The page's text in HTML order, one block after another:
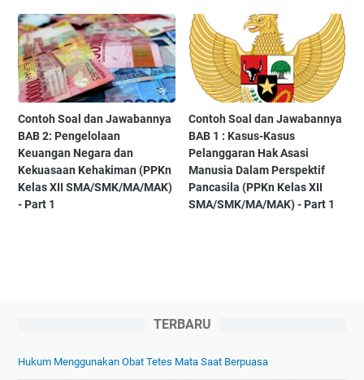
Contoh Soal dan Jawabannya
BAB 2: Pengelolaan
Keuangan Negara dan
Kekuasaan Kehakiman (PPKn
Kelas XII SMA/SMK/MA/MAK)
- Part 1
Contoh Soal dan Jawabannya
BAB 1 : Kasus-Kasus
Pelanggaran Hak Asasi
Manusia Dalam Perspektif
Pancasila (PPKn Kelas XII
SMA/SMK/MA/MAK) - Part 1
TERBARU
Hukum Menggunakan Obat Tetes Mata Saat Berpuasa